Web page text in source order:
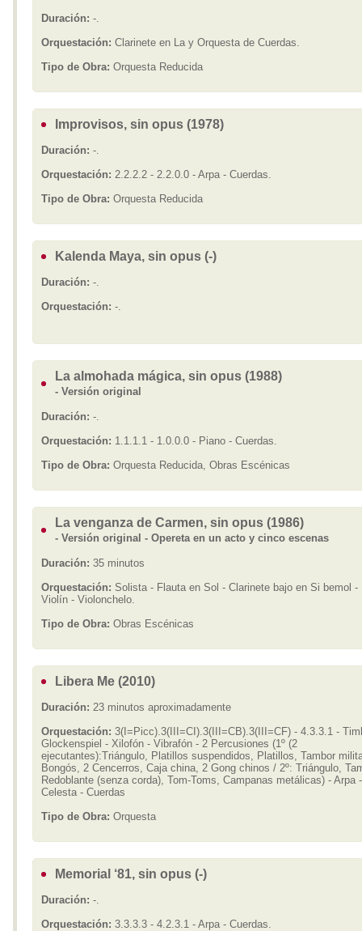
Duración: -.
Orquestación: Clarinete en La y Orquesta de Cuerdas.
Tipo de Obra: Orquesta Reducida
Improvisos, sin opus (1978)
Duración: -.
Orquestación: 2.2.2.2 - 2.2.0.0 - Arpa - Cuerdas.
Tipo de Obra: Orquesta Reducida
Kalenda Maya, sin opus (-)
Duración: -.
Orquestación: -.
La almohada mágica, sin opus (1988)
- Versión original
Duración: -.
Orquestación: 1.1.1.1 - 1.0.0.0 - Piano - Cuerdas.
Tipo de Obra: Orquesta Reducida, Obras Escénicas
La venganza de Carmen, sin opus (1986)
- Versión original - Opereta en un acto y cinco escenas
Duración: 35 minutos
Orquestación: Solista - Flauta en Sol - Clarinete bajo en Si bemol -
Violín - Violonchelo.
Tipo de Obra: Obras Escénicas
Libera Me (2010)
Duración: 23 minutos aproximadamente
Orquestación: 3(I=Picc).3(III=CI).3(III=CB).3(III=CF) - 4.3.3.1 -
Glockenspiel - Xilofón - Vibrafón - 2 Percusiones (1º (2
ejecutantes):Triángulo, Platillos suspendidos, Platillos, Tambor
Bongós, 2 Cencerros, Caja china, 2 Gong chinos / 2º: Triángulo,
Redoblante (senza corda), Tom-Toms, Campanas metálicas) - Arpa -
Celesta - Cuerdas
Tipo de Obra: Orquesta
Memorial ‘81, sin opus (-)
Duración: -.
Orquestación: 3.3.3.3 - 4.2.3.1 - Arpa - Cuerdas.